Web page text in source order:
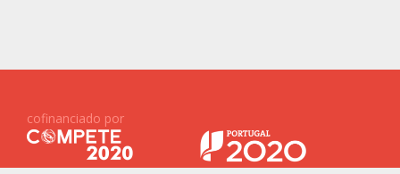
cofinanciado por